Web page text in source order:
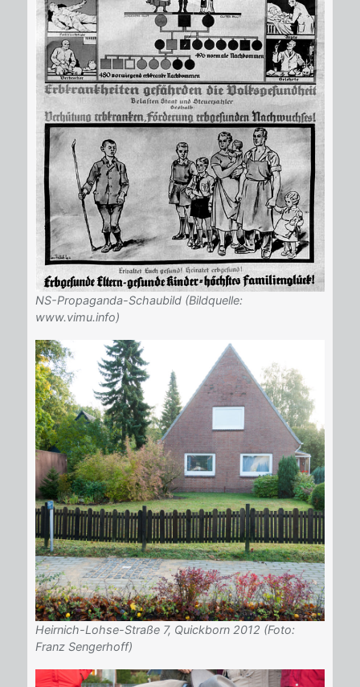
NS-Propaganda-Schaubild (Bildquelle:
www.vimu.info)
Heirnich-Lohse-Straße 7, Quickborn 2012 (Foto:
Franz Sengerhoff)